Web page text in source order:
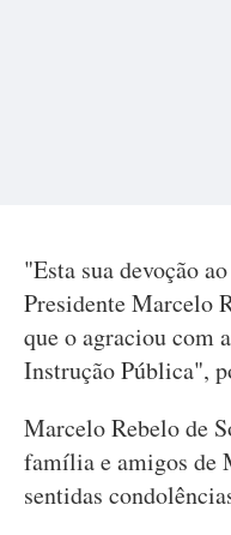
"Esta sua devoção
Presidente Marcelo
que o agraciou com
Instrução Pública",
Marcelo Rebelo de
família e amigos de
sentidas